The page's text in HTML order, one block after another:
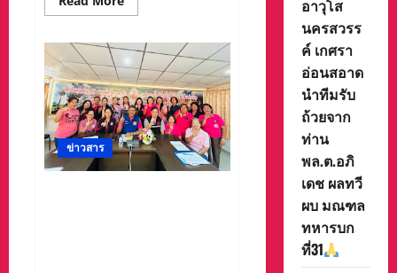
more
อำเภอ
วังน้อย
เป็น
ประธาน
จัด
กิจกรรม
จิต
อาสา
“เรา
ทำความ
ดี
ข่าวสาร
อาวุโส
นครสวรร
ค์ เกศรา
อ่อนสอาด
นำทีมรับ
ถ้วยจาก
ท่าน
พล.ต.อภิ
เดช ผลทวี
ผบ มณฑล
ทหารบก
ที่31